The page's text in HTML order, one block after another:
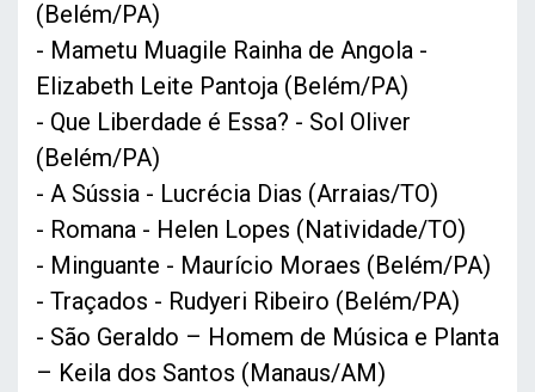
(Belém/PA)
- Mametu Muagile Rainha de Angola -
Elizabeth Leite Pantoja (Belém/PA)
- Que Liberdade é Essa? - Sol Oliver
(Belém/PA)
- A Sússia - Lucrécia Dias (Arraias/TO)
- Romana - Helen Lopes (Natividade/TO)
- Minguante - Maurício Moraes (Belém/PA)
- Traçados - Rudyeri Ribeiro (Belém/PA)
- São Geraldo – Homem de Música e Planta
– Keila dos Santos (Manaus/AM)